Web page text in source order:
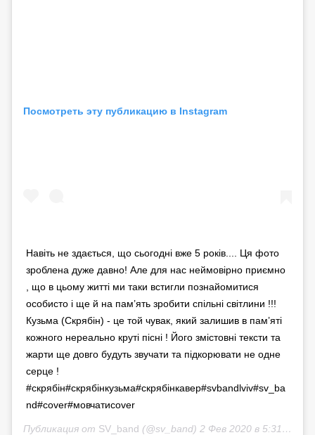
Посмотреть эту публикацию в Instagram
Навіть не здається, що сьогодні вже 5 років.... Ця фото
зроблена дуже давно! Але для нас неймовірно приємно
, що в цьому житті ми таки встигли познайомитися
особисто і ще й на пам’ять зробити спільні світлини !!!
Кузьма (Скрябін) - це той чувак, який залишив в пам’яті
кожного нереально круті пісні ! Його змістовні тексти та
жарти ще довго будуть звучати та підкорювати не одне
серце !
#скрябін#скрябінкузьма#скрябінкавер#svbandlviv#sv_ba
nd#cover#мовчатиcover
Публикация от SV_band (@sv_band) 2 Фев 2020 в 5:31 PST